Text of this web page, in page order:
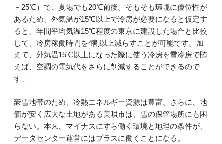
－25℃）で、夏場でも20℃前後。そもそも環境に優位性が
あるため、外気温が15℃以上で冷房が必要になると仮定す
ると、年間平均気温15℃程度の東京に建設した場合と比較
して、冷房稼働時間を4割以上減らすことが可能です。加
えて、外気温15℃以上になった際に使う冷房を雪冷房で賄
えば、空調の電気代をさらに削減することができるので
す」
豪雪地帯のため、冷熱エネルギー資源は豊富。さらに、地
価が安く広大な土地がある美唄市は、雪の保管場所にも困
らない。本来、マイナスにすら働く環境と地理の条件が、
データセンター運営にはプラスに働くことになる。